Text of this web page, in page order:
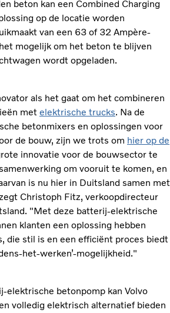
beton kan een Combined Charging
op de locatie worden
van een 63 of 32 Ampère-
mogelijk om het beton te blijven
wordt opgeladen.
als het gaat om het combineren
met elektrische trucks. Na de
betonmixers en oplossingen voor
de bouw, zijn we trots om hier op de
innovatie voor de bouwsector te
om vooruit te komen, en
is nu hier in Duitsland samen met
Christoph Fitz, verkoopdirecteur
"Met deze batterij-elektrische
klanten een oplossing hebben
die stil is en een efficiënt proces biedt
het-werken’-mogelijkheid."
elektrische betonpomp kan Volvo
volledig elektrisch alternatief bieden